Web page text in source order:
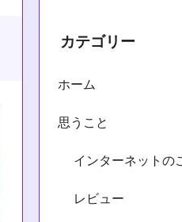
カテゴリー
ホーム
思うこと
インターネットの
レビュー